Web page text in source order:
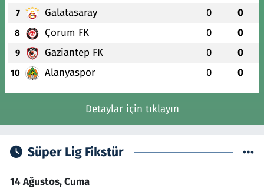
7 Galatasaray 0 0
8 Çorum FK 0 0
9 Gaziantep FK 0 0
10 Alanyaspor 0 0
Detaylar için tıklayın
Süper Lig Fikstür
14 Ağustos, Cuma